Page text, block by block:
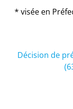
* visée en
Décision de